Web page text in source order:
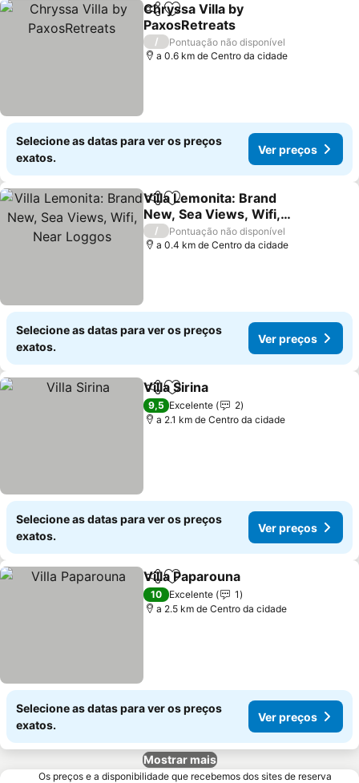
PartilharAdicionar aos favoritos
Chryssa Villa by
PaxosRetreats
/
Pontuação não disponível
a 0.6 km de Centro da cidade
Selecione as datas para ver os preços
exatos.
Ver preços
PartilharAdicionar aos favoritos
Villa Lemonita: Brand
New, Sea Views, Wifi,
Near Loggos
/
Pontuação não disponível
a 0.4 km de Centro da cidade
Selecione as datas para ver os preços
exatos.
Ver preços
PartilharAdicionar aos favoritos
Villa Sirina
9,5 Excelente
2
a 2.1 km de Centro da cidade
Selecione as datas para ver os preços
exatos.
Ver preços
PartilharAdicionar aos favoritos
Villa Paparouna
10 Excelente
1
a 2.5 km de Centro da cidade
Selecione as datas para ver os preços
exatos.
Ver preços
Mostrar mais
Os preços e a disponibilidade que recebemos dos sites de reserva